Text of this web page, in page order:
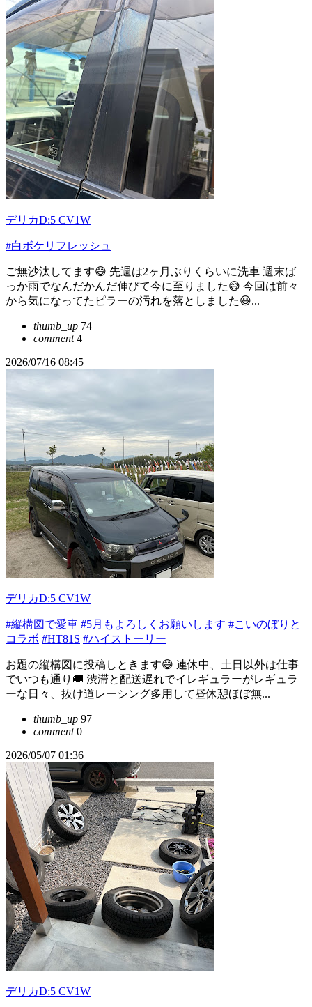
デリカD:5 CV1W
#白ボケリフレッシュ
ご無沙汰してます😅 先週は2ヶ月ぶりくらいに洗車 週末ば
っか雨でなんだかんだ伸びて今に至りました😅 今回は前々
から気になってたピラーの汚れを落としました😃...
thumb_up 74
comment4
2026/07/16 08:45
デリカD:5 CV1W
#縦構図で愛車 #5月もよろしくお願いします #こいのぼりと
コラボ #HT81S #ハイストーリー
お題の縦構図に投稿しときます😅 連休中、土日以外は仕事
でいつも通り🚚 渋滞と配送遅れでイレギュラーがレギュラ
ーな日々、抜け道レーシング多用して昼休憩ほぼ無...
thumb_up 97
comment0
2026/05/07 01:36
デリカD:5 CV1W